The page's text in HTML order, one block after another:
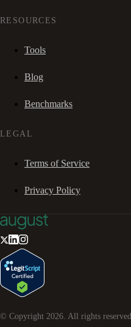
RESOURCES
Tools
Blog
Benchmarks
LEGAL
Terms of Service
Privacy Policy
© Copyright 2026 . All rights reserved.